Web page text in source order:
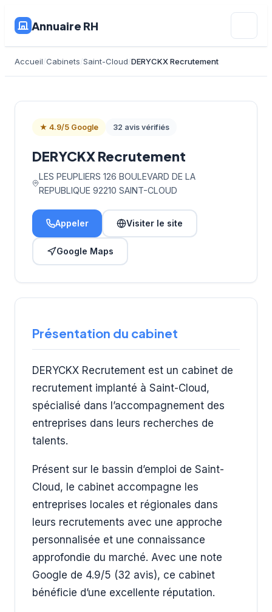
Annuaire RH
Accueil Cabinets Saint-Cloud DERYCKX Recrutement
★ 4.9/5 Google 32 avis vérifiés
DERYCKX Recrutement
LES PEUPLIERS 126 BOULEVARD DE LA
REPUBLIQUE 92210 SAINT-CLOUD
Appeler Visiter le site
Google Maps
Présentation du cabinet
DERYCKX Recrutement est un cabinet de
recrutement implanté à Saint-Cloud,
spécialisé dans l’accompagnement des
entreprises dans leurs recherches de
talents.
Présent sur le bassin d’emploi de Saint-
Cloud, le cabinet accompagne les
entreprises locales et régionales dans
leurs recrutements avec une approche
personnalisée et une connaissance
approfondie du marché. Avec une note
Google de 4.9/5 (32 avis), ce cabinet
bénéficie d’une excellente réputation.